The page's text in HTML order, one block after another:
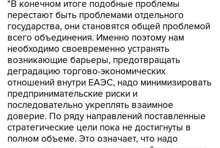
государства, они становятся общей проблемой
всего объединения. Именно поэтому нам
необходимо своевременно устранять
возникающие барьеры, предотвращать
деградацию торгово-экономических
отношений внутри ЕАЭС, надо минимизировать
предпринимательские риски и
последовательно укреплять взаимное
доверие. По ряду направлений поставленные
стратегические цели пока не достигнуты в
полном объеме. Это означает, что надо
сосредоточиться на практической реализации
уже принятых решений", - заявил Пашинян.